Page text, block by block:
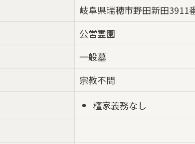
岐阜県瑞穂市野田新田3911
公営霊園
一般墓
宗教不問
檀家義務なし